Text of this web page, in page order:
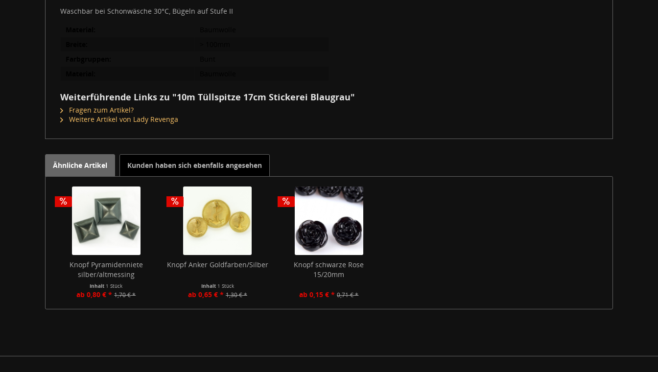
Waschbar bei Schonwäsche 30°C, Bügeln auf Stufe II
Weiterführende Links zu "10m Tüllspitze 17cm Stickerei Blaugrau"
Fragen zum Artikel?
Weitere Artikel von Lady Revenga
Ähnliche Artikel Kunden haben sich ebenfalls angesehen
Knopf Pyramidenniete
silber/altmessing
Inhalt 1 Stück
ab 0,80 € * 1,70 € *
Knopf Anker Goldfarben/Silber
Inhalt 1 Stück
ab 0,65 € * 1,30 € *
Knopf schwarze Rose
15/20mm
ab 0,15 € * 0,71 € *